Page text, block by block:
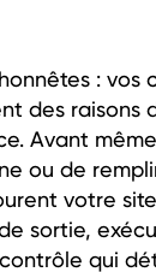
: vos
des raisons
Avant
ou de
votre
sortie,
qui